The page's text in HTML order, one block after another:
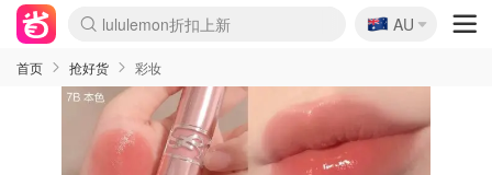
Sasa美妆护肤3.5折
SSENSE年中2.5折
FreshBeauty好价汇总
Cettire降价+叠9折
WWS Coles超市实拍
viagogo二手票捡漏
Myer超级周末
The Outnet奢牌1折起
David Jones 3折起
Flannels大牌1折
Perfumes Club护肤1折
AMIRO面罩$251
Amazon折扣汇总
eToro入金$200送$50
Amazon数码好物
ICONIC本周7.5折
ThedoubleF高奢地板价
Moose Knuckles 6折
丝芙兰5折起
EUFY摄像头$98
Selenichast首饰2折
Trip机票酒店促销
YSL送5件彩妆礼
Amazon家居好物
Amazon美妆护肤
雅漾大喷$8
过敏原检测盒$33
伊索独家赠50ml沐浴露
科颜氏高保湿面霜$29
SEALIFE海洋馆门票6折
丝塔芙大白罐$16
订阅Newsletter送香薰
Cult Beauty 6.8折
Harrods圣诞日历$525
LN-CC奢牌私促3折
d'Alba空姐喷雾$16
EVE LOM套装£56
Bernardelli独家4折
Adore Beauty 6折起
CT圣诞日历
Mytheresa奢品2.7折
Luxury Escapes 9折
Currentbody美容仪$881
MOON Garden Live
Roborock扫地机$649
Tingo Life水杯$24
Valentino官网5折
CR洗护套装$23
修丽可4件套$159
Myer彩妆2件7折
GANNI官网4.5折
Stylevana韩妆4折
Tessabit高奢8.5折
OGX洗发水$11
Amazon阿德莱德次日达
卡诗8.5折+赠礼
Philips Hue灯具8折
🇦🇺
AU
首页 抢好货 彩妆